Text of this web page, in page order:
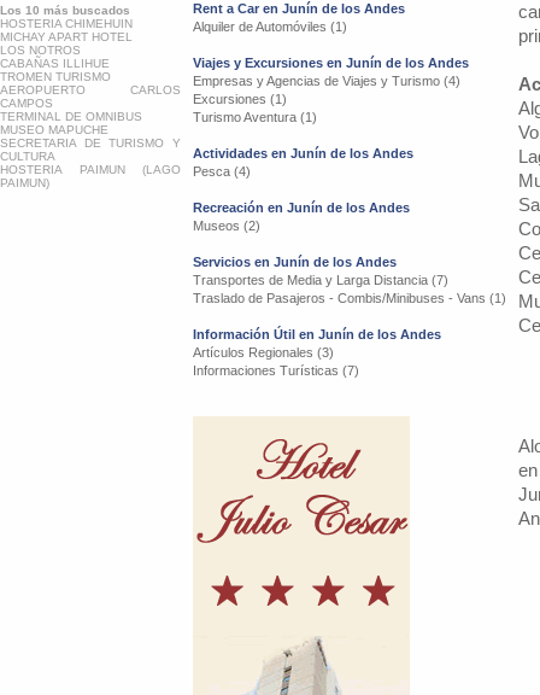
Los 10 más buscados
HOSTERIA CHIMEHUIN
MICHAY APART HOTEL
LOS NOTROS
CABAÑAS ILLIHUE
TROMEN TURISMO
AEROPUERTO CARLOS
CAMPOS
TERMINAL DE OMNIBUS
MUSEO MAPUCHE
SECRETARIA DE TURISMO Y
CULTURA
HOSTERIA PAIMUN (LAGO
PAIMUN)
Rent a Car en Junín de los Andes
Alquiler de Automóviles (1)
Viajes y Excursiones en Junín de los Andes
Empresas y Agencias de Viajes y Turismo (4)
Excursiones (1)
Turismo Aventura (1)
Actividades en Junín de los Andes
Pesca (4)
Recreación en Junín de los Andes
Museos (2)
Servicios en Junín de los Andes
Transportes de Media y Larga Distancia (7)
Traslado de Pasajeros - Combis/Minibuses - Vans (1)
Información Útil en Junín de los Andes
Artículos Regionales (3)
Informaciones Turísticas (7)